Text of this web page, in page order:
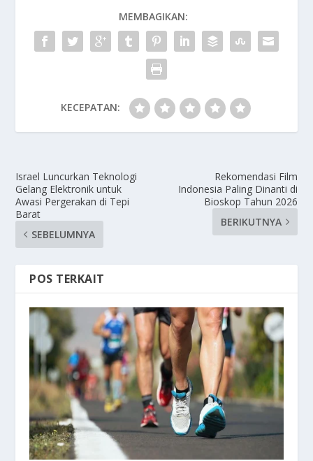
MEMBAGIKAN:
KECEPATAN:
Israel Luncurkan Teknologi
Gelang Elektronik untuk
Awasi Pergerakan di Tepi
Barat
SEBELUMNYA
Rekomendasi Film
Indonesia Paling Dinanti di
Bioskop Tahun 2026
BERIKUTNYA
POS TERKAIT